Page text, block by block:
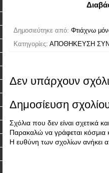
Δημοσιεύτηκε από: Φτιάχνω
Κατηγορίες: ΑΠΟΘΗΚΕΥΣΗ
Δεν υπάρχουν
Δημοσίευση
Σχόλια που δεν είναι σχετικά
Παρακαλώ να γράφεται κόσμια
Η ευθύνη των σχολίων ανήκει